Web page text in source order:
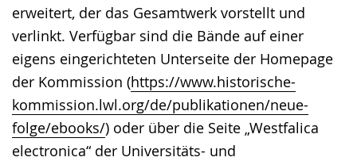
erweitert, der das Gesamtwerk vorstellt und
verlinkt. Verfügbar sind die Bände auf einer
eigens eingerichteten Unterseite der Homepage
der Kommission (https://www.historische-
kommission.lwl.org/de/publikationen/neue-
folge/ebooks/) oder über die Seite „Westfalica
electronica“ der Universitäts- und